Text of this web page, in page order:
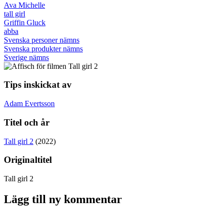
Ava Michelle
tall girl
Griffin Gluck
abba
Svenska personer nämns
Svenska produkter nämns
Sverige nämns
Tips inskickat av
Adam Evertsson
Titel och år
Tall girl 2 (2022)
Originaltitel
Tall girl 2
Lägg till ny kommentar